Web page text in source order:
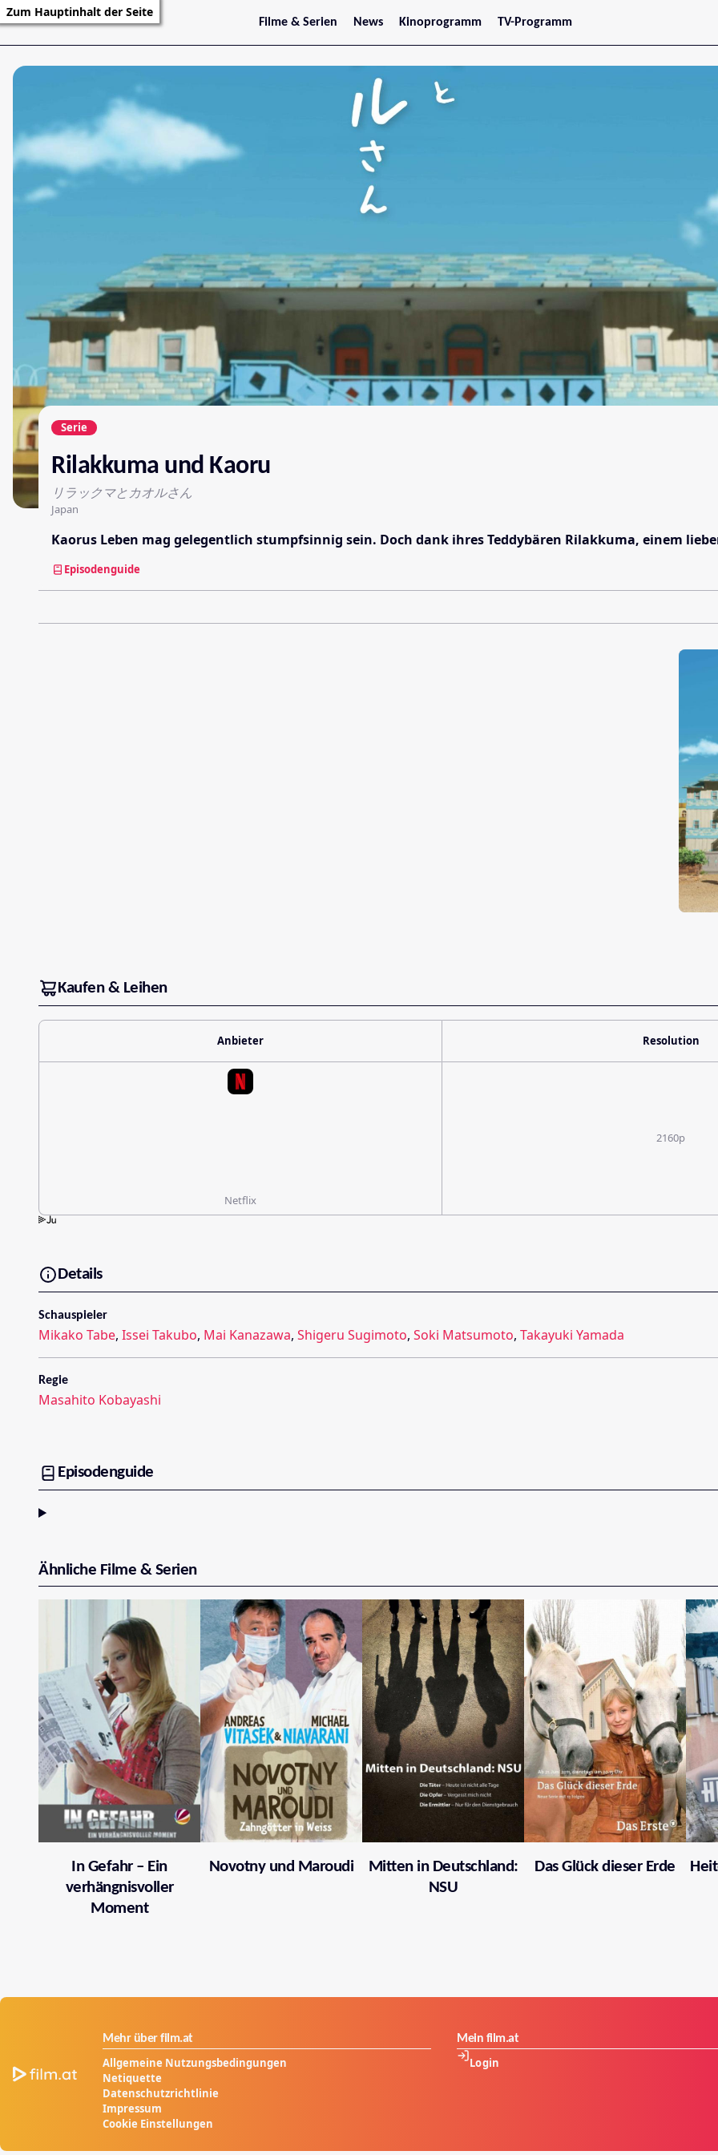
Zum Hauptinhalt der Seite
Filme & Serien
Trailer
News
Stars
Kinoprogramm
Jetzt im Kino
Niederösterreich
Oberösterreich
TV-Programm
Serie
Rilakkuma und Kaoru
リラックマとカオルさん
Japan
Kaorus Leben mag gelegentlich stumpfsinnig sein. Doch dank ihres Teddybären Rilakkuma, einem
Episodenguide
Kaufen & Leihen
Anbieter Resolution
Netflix
2160p
Details
Schauspieler
Mikako Tabe, Issei Takubo, Mai Kanazawa, Shigeru Sugimoto, Soki Matsumoto, Takayuki Yamada
Regie
Masahito Kobayashi
Episodenguide
Ähnliche Filme & Serien
In Gefahr – Ein
verhängnisvoller
Moment
Novotny und Maroudi
Mitten in Deutschland:
NSU
Das Glück dieser Erde
Mehr über film.at
Allgemeine Nutzungsbedingungen
Netiquette
Datenschutzrichtlinie
Impressum
Cookie Einstellungen
Mein film.at
Login